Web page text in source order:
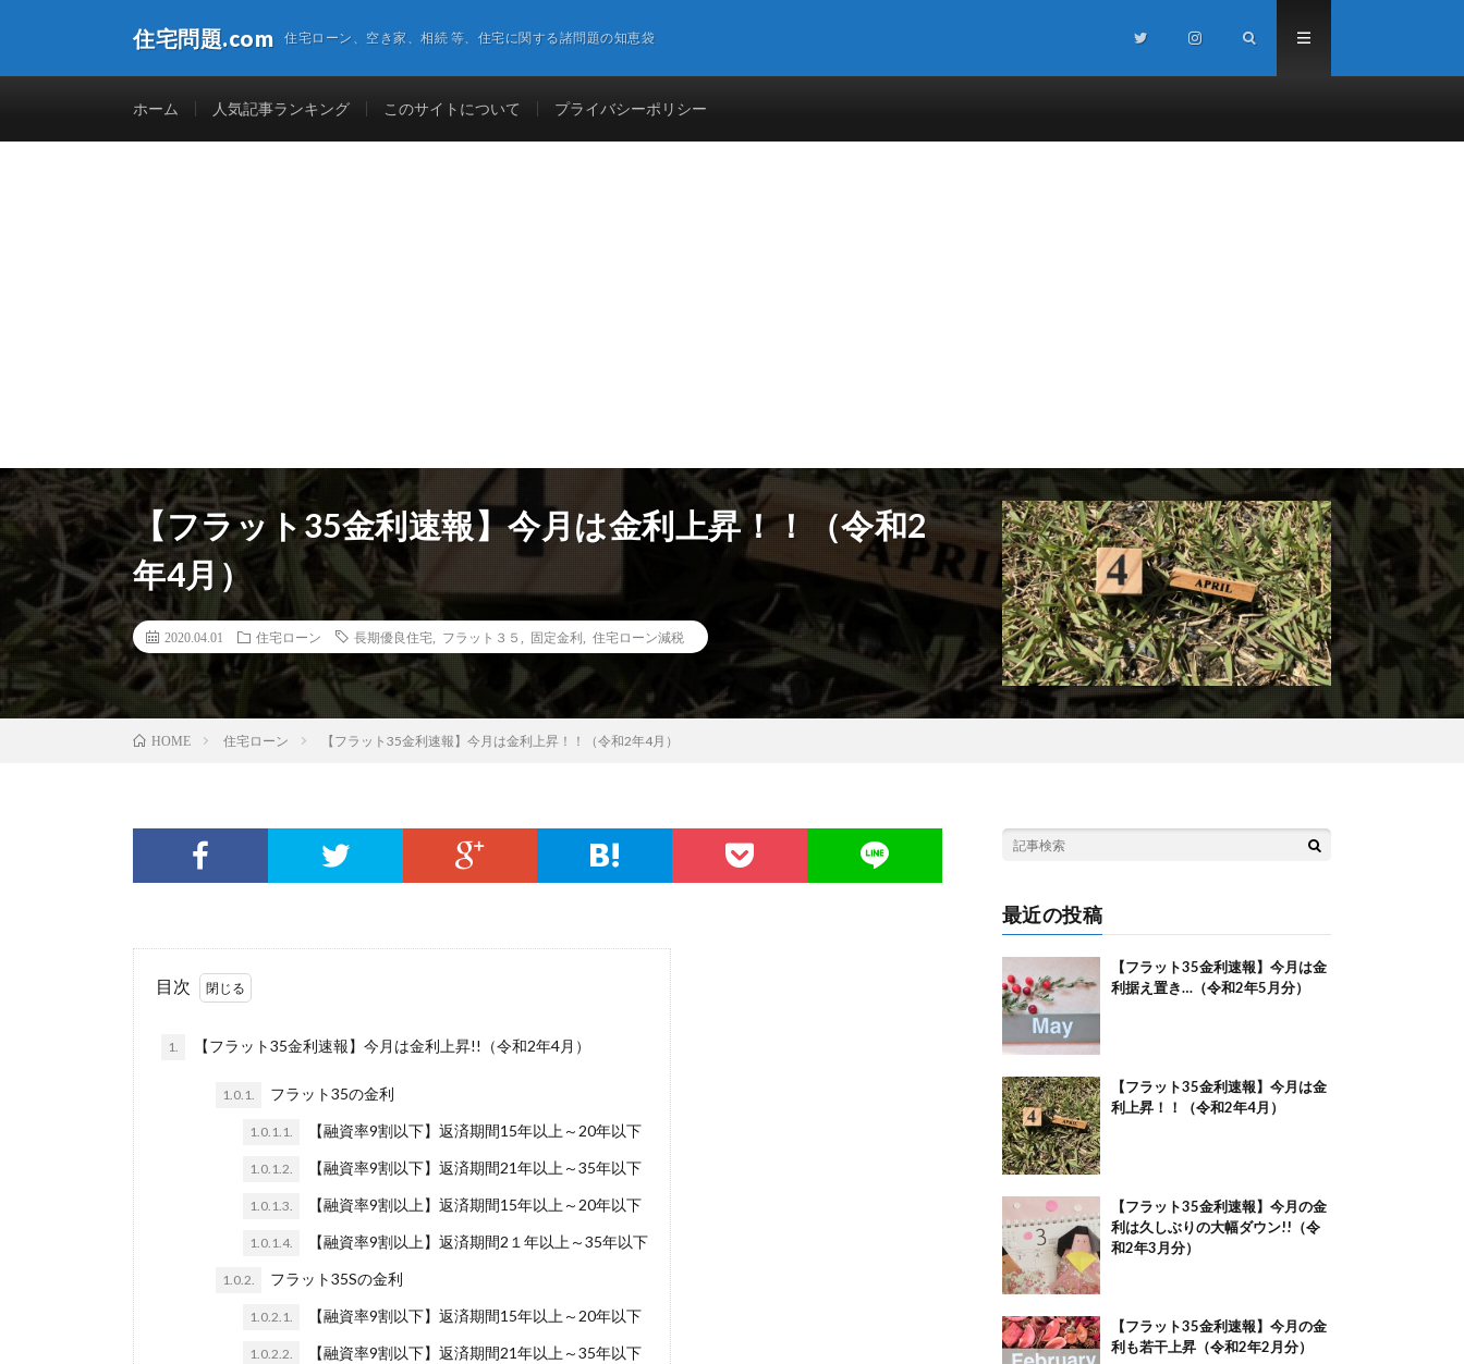
住宅問題.com 住宅ローン、空き家、相続 等、住宅に関する諸問題の知恵袋
ホーム 人気記事ランキング このサイトについて プライバシーポリシー
【フラット35金利速報】今月は金利上昇！！（令和2
年4月）
2020.04.01 住宅ローン 長期優良住宅 フラット３５ 固定金利 住宅ローン減税
HOME 住宅ローン 【フラット35金利速報】今月は金利上昇！！（令和2年4月）
目次
1. 【フラット35金利速報】今月は金利上昇!!（令和2年4月）
1.0.1. フラット35の金利
1.0.1.1. 【融資率9割以下】返済期間15年以上～20年以下
1.0.1.2. 【融資率9割以下】返済期間21年以上～35年以下
1.0.1.3. 【融資率9割以上】返済期間15年以上～20年以下
1.0.1.4. 【融資率9割以上】返済期間2１年以上～35年以下
1.0.2. フラット35Sの金利
1.0.2.1. 【融資率9割以下】返済期間15年以上～20年以下
1.0.2.2. 【融資率9割以下】返済期間21年以上～35年以下
最近の投稿
【フラット35金利速報】今月は金
利据え置き…（令和2年5月分）
【フラット35金利速報】今月は金
利上昇！！（令和2年4月）
【フラット35金利速報】今月の金
利は久しぶりの大幅ダウン!!（令
和2年3月分）
【フラット35金利速報】今月の金
利も若干上昇（令和2年2月分）